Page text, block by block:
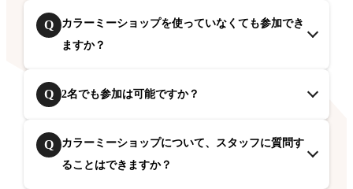
Q
カラーミーショップを使っていなくても参加でき
ますか？
Q 2名でも参加は可能ですか？
Q
カラーミーショップについて、スタッフに質問す
ることはできますか？